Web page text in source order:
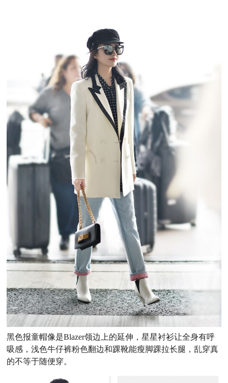
黑色报童帽像是Blazer领边上的延伸，星星衬衫让全身有呼
吸感，浅色牛仔裤粉色翻边和踝靴能瘦脚踝拉长腿，乱穿真
的不等于随便穿。